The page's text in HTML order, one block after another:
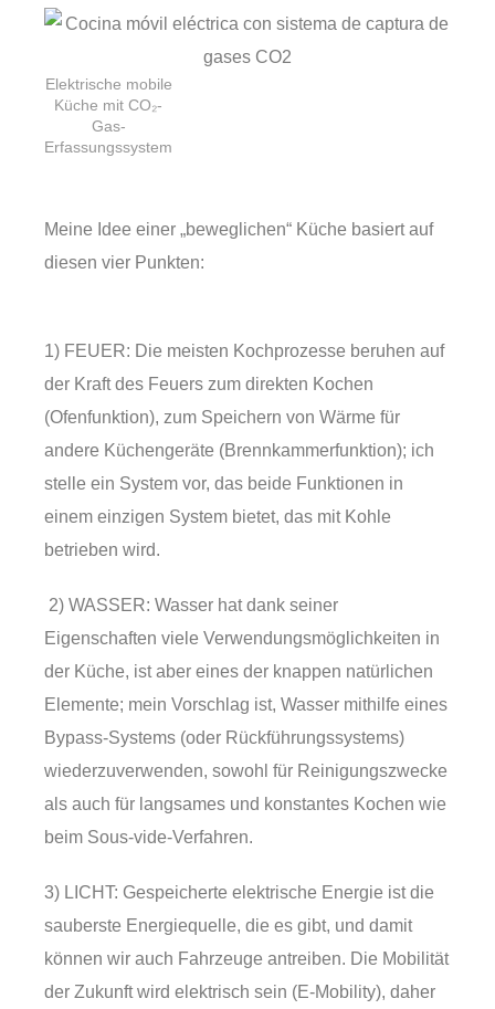
Elektrische mobile
Küche mit CO₂-
Gas-
Erfassungssystem
Meine Idee einer „beweglichen“ Küche basiert auf
diesen vier Punkten:
1) FEUER: Die meisten Kochprozesse beruhen auf
der Kraft des Feuers zum direkten Kochen
(Ofenfunktion), zum Speichern von Wärme für
andere Küchengeräte (Brennkammerfunktion); ich
stelle ein System vor, das beide Funktionen in
einem einzigen System bietet, das mit Kohle
betrieben wird.
2) WASSER: Wasser hat dank seiner
Eigenschaften viele Verwendungsmöglichkeiten in
der Küche, ist aber eines der knappen natürlichen
Elemente; mein Vorschlag ist, Wasser mithilfe eines
Bypass-Systems (oder Rückführungssystems)
wiederzuverwenden, sowohl für Reinigungszwecke
als auch für langsames und konstantes Kochen wie
beim Sous-vide-Verfahren.
3) LICHT: Gespeicherte elektrische Energie ist die
sauberste Energiequelle, die es gibt, und damit
können wir auch Fahrzeuge antreiben. Die Mobilität
der Zukunft wird elektrisch sein (E-Mobility), daher